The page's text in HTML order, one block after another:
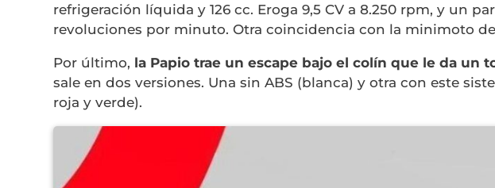
refrigeración líquida y 126 cc. Eroga 9,5 CV a 8.250 rpm, y un
revoluciones por minuto. Otra coincidencia con la minimoto
Por último, la Papio trae un escape bajo el colín que le da un
sale en dos versiones. Una sin ABS (blanca) y otra con este
roja y verde).